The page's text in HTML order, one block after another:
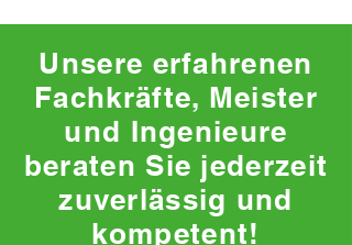
Unsere erfahrenen
Fachkräfte, Meister
und Ingenieure
beraten Sie jederzeit
zuverlässig und
kompetent!